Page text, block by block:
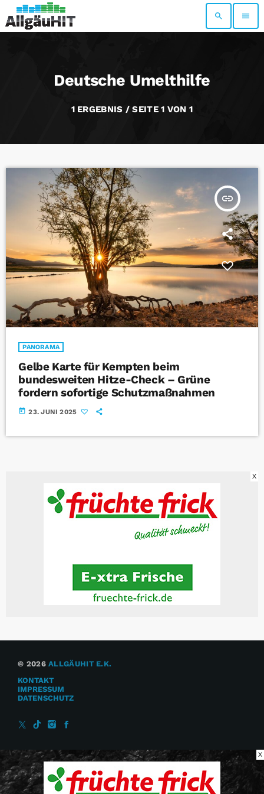
search menu
Deutsche Umelthilfe
1 ERGEBNIS / SEITE 1 VON 1
insert_link
PANORAMA
Gelbe Karte für Kempten beim
bundesweiten Hitze-Check – Grüne
fordern sofortige Schutzmaßnahmen
today 23. JUNI 2025
X
© 2026ALLGÄUHIT E.K.
KONTAKT
IMPRESSUM
DATENSCHUTZ
X